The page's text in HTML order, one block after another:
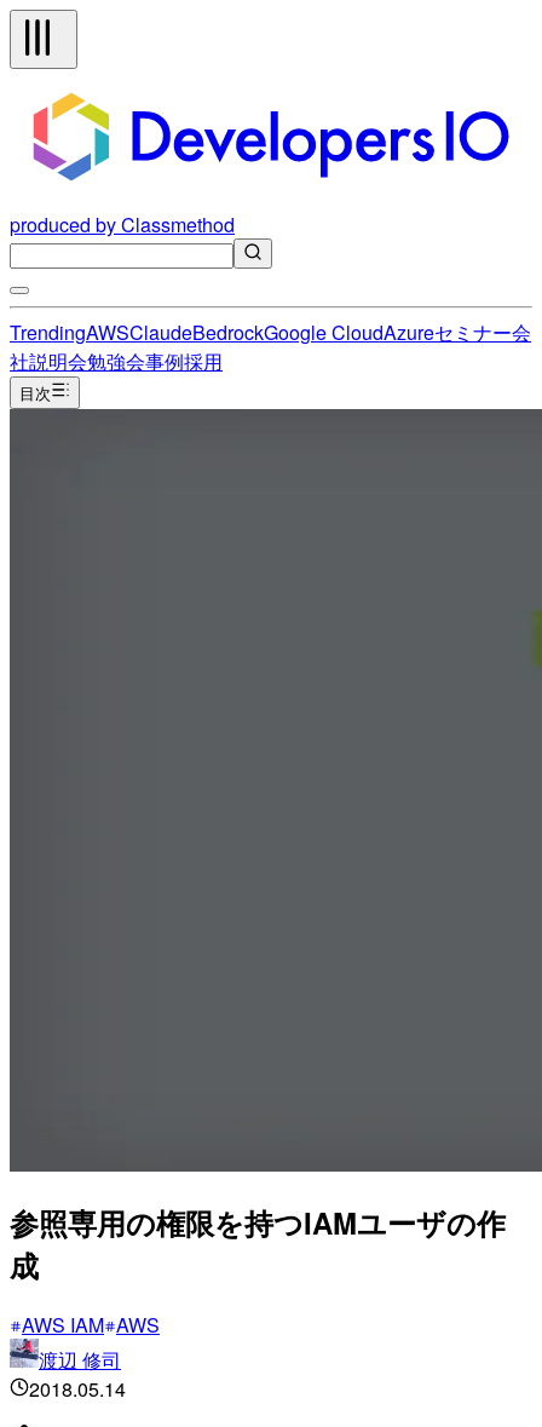
produced by Classmethod
TrendingAWSClaudeBedrockGoogle CloudAzureセミナー会
社説明会勉強会事例採用
目次
参照専用の権限を持つIAMユーザの作
成
AWS IAM AWS
渡辺 修司
2018.05.14